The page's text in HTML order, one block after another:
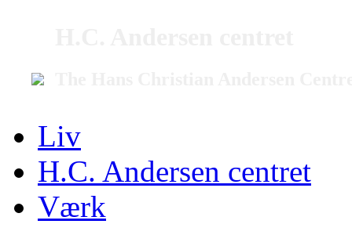
Liv
H.C. Andersen centret
Værk